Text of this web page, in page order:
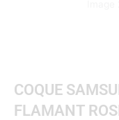
COQUE
FLAMANT